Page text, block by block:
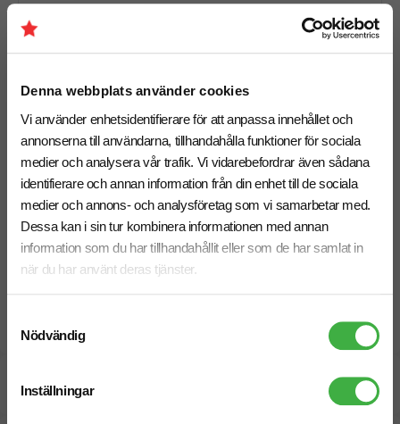
Denna webbplats använder cookies
Vi använder enhetsidentifierare för att anpassa innehållet och
annonserna till användarna, tillhandahålla funktioner för sociala
medier och analysera vår trafik. Vi vidarebefordrar även sådana
identifierare och annan information från din enhet till de sociala
medier och annons- och analysföretag som vi samarbetar med.
Dessa kan i sin tur kombinera informationen med annan
information som du har tillhandahållit eller som de har samlat in
när du har använt deras tjänster.
Nödvändig
Inställningar
så hjälper vi dig hitta rätt upplägg.
Jämför fler prisvärda t-shirts
Den här typen av modell passar bra när du behöver t-
shirts till event, mässor eller större utdelningar. Se fler
prisvärda t-shirts med tryck
Specifikationer